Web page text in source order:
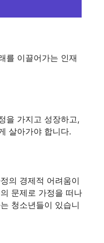
를 이끌어가는 인재
을 가지고 성장하고,
살아가야 합니다.
의 경제적 어려움이
문제로 가정을 떠나
청소년들이 있습니